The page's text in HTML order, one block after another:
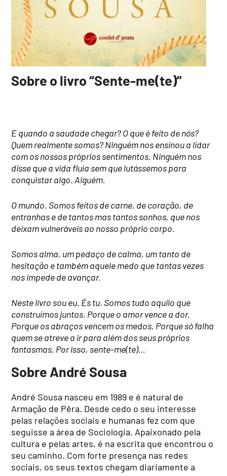
Sobre o livro “Sente-me(te)”
E quando a saudade chegar? O que é feito de nós?
Quem realmente somos? Ninguém nos ensinou a lidar
com os nossos próprios sentimentos. Ninguém nos
disse que a vida fluía sem que lutássemos para
conquistar algo. Alguém.
O mundo. Somos feitos de carne, de coração, de
entranhas e de tantos mas tantos sonhos, que nos
deixam vulneráveis ao nosso próprio corpo.
Somos alma, um pedaço de calma, um tanto de
hesitação e também aquele medo que tantas vezes
nos impede de avançar.
Neste livro sou eu. És tu. Somos tudo aquilo que
construímos juntos. Porque o amor vence a dor.
Porque os abraços vencem os medos. Porque só falha
quem se atreve a ir para além dos seus próprios
fantasmas. Por isso, sente-me(te)…
Sobre André Sousa
André Sousa nasceu em 1989 e é natural de
Armação de Pêra. Desde cedo o seu interesse
pelas relações sociais e humanas fez com que
seguisse a área de Sociologia. Apaixonado pela
cultura e pelas artes, é na escrita que encontrou o
seu caminho. Com forte presença nas redes
sociais, os seus textos chegam diariamente a